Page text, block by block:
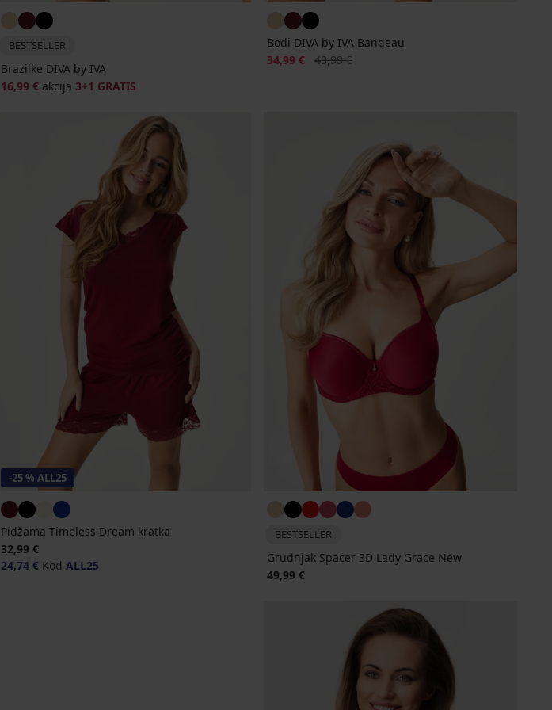
BESTSELLER
Brazilke DIVA by IVA
16,99 € akcija 3+1 GRATIS
Bodi DIVA by IVA Bandeau
Popust
34,99 € Prvobitna cijena
49,99 €
-25 % ALL25
Pidžama Timeless Dream kratka
32,99 €
24,74 €Kod ALL25
BESTSELLER
Grudnjak Spacer 3D Lady Grace New
49,99 €